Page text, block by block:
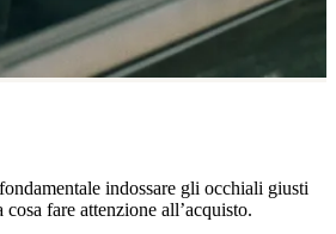
indossare gli occhiali giusti
fare attenzione all’acquisto.